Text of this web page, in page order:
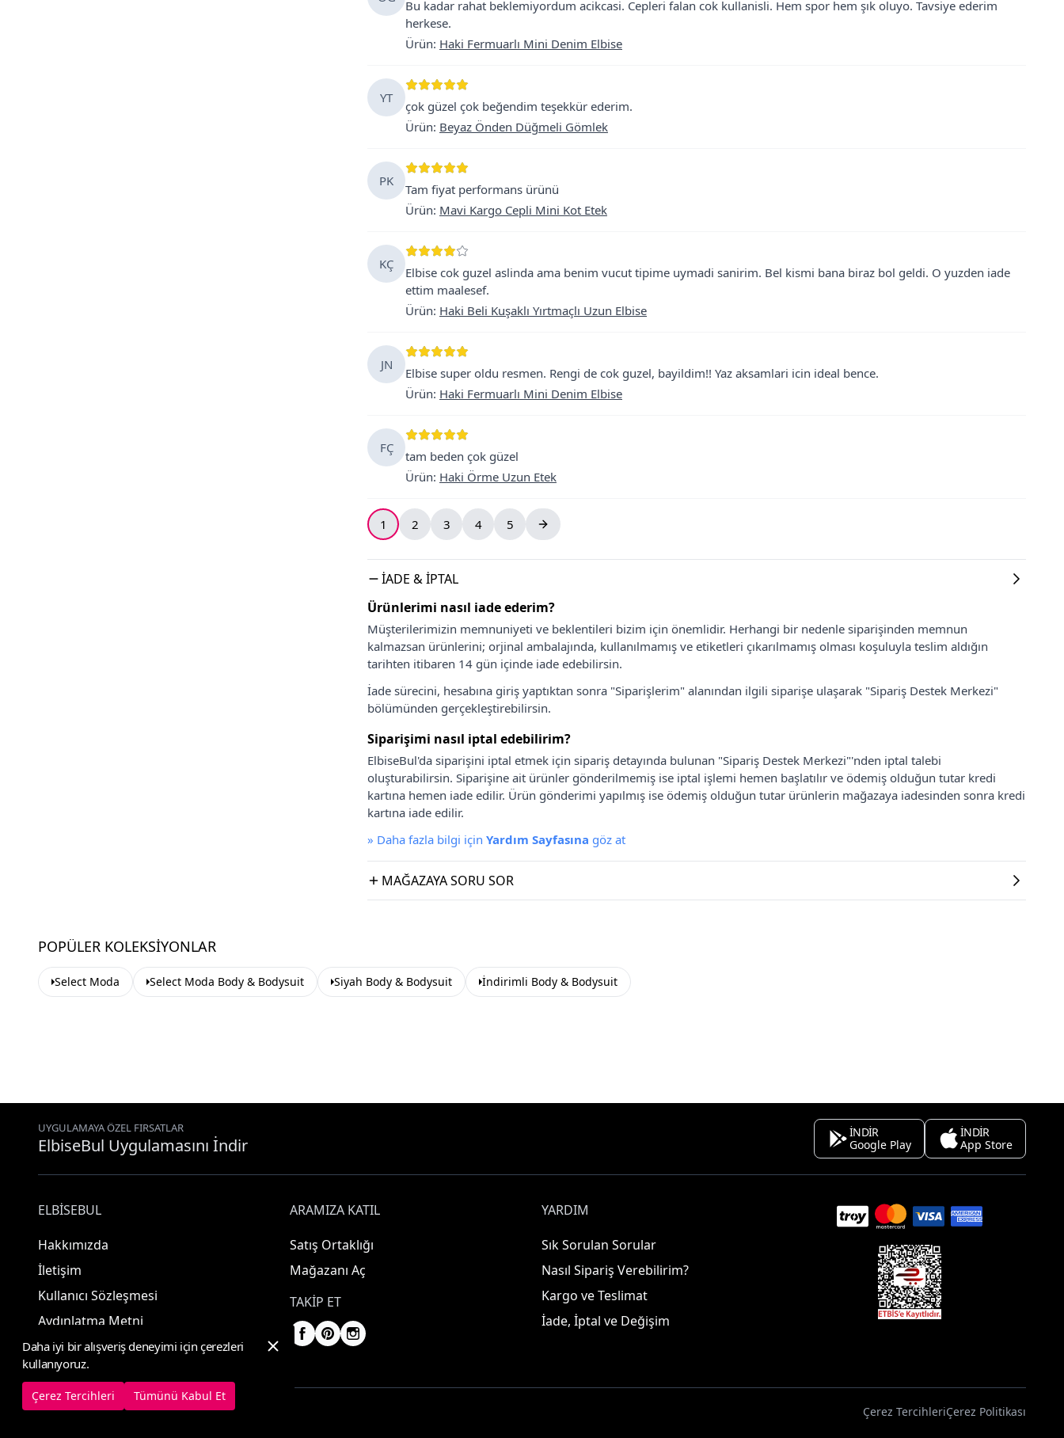
Bu kadar rahat beklemiyordum acikcasi. Cepleri falan cok kullanisli. Hem spor hem şık oluyo. Tavsiye ederim
herkese.
Ürün: Haki Fermuarlı Mini Denim Elbise
YT
çok güzel çok beğendim teşekkür ederim.
Ürün: Beyaz Önden Düğmeli Gömlek
PK
Tam fiyat performans ürünü
Ürün: Mavi Kargo Cepli Mini Kot Etek
KÇ
Elbise cok guzel aslinda ama benim vucut tipime uymadi sanirim. Bel kismi bana biraz bol geldi. O yuzden iade
ettim maalesef.
Ürün: Haki Beli Kuşaklı Yırtmaçlı Uzun Elbise
JN
Elbise super oldu resmen. Rengi de cok guzel, bayildim!! Yaz aksamlari icin ideal bence.
Ürün: Haki Fermuarlı Mini Denim Elbise
FÇ
tam beden çok güzel
Ürün: Haki Örme Uzun Etek
1 2 3 4 5
İADE & İPTAL
Ürünlerimi nasıl iade ederim?
Müşterilerimizin memnuniyeti ve beklentileri bizim için önemlidir. Herhangi bir nedenle siparişinden memnun
kalmazsan ürünlerini; orjinal ambalajında, kullanılmamış ve etiketleri çıkarılmamış olması koşuluyla teslim aldığın
tarihten itibaren 14 gün içinde iade edebilirsin.
İade sürecini, hesabına giriş yaptıktan sonra "Siparişlerim" alanından ilgili siparişe ulaşarak "Sipariş Destek Merkezi"
bölümünden gerçekleştirebilirsin.
Siparişimi nasıl iptal edebilirim?
ElbiseBul'da siparişini iptal etmek için sipariş detayında bulunan "Sipariş Destek Merkezi"'nden iptal talebi
oluşturabilirsin. Siparişine ait ürünler gönderilmemiş ise iptal işlemi hemen başlatılır ve ödemiş olduğun tutar kredi
kartına hemen iade edilir. Ürün gönderimi yapılmış ise ödemiş olduğun tutar ürünlerin mağazaya iadesinden sonra kredi
kartına iade edilir.
» Daha fazla bilgi için Yardım Sayfasına göz at
MAĞAZAYA SORU SOR
POPÜLER KOLEKSIYONLAR
Select Moda Select Moda Body & Bodysuit Siyah Body & Bodysuit İndirimli Body & Bodysuit
UYGULAMAYA ÖZEL FIRSATLAR
ElbiseBul Uygulamasını İndir
İNDİR
Google Play
İNDİR
App Store
ELBISEBUL
Hakkımızda
İletişim
Kullanıcı Sözleşmesi
Aydınlatma Metni
ARAMIZA KATIL
Satış Ortaklığı
Mağazanı Aç
TAKIP ET
YARDIM
Sık Sorulan Sorular
Nasıl Sipariş Verebilirim?
Kargo ve Teslimat
İade, İptal ve Değişim
© 2025 ElbiseBul -Her Hakkı Saklıdır Çerez TercihleriÇerez Politikası
Daha iyi bir alışveriş deneyimi için çerezleri
kullanıyoruz.
Çerez Tercihleri Tümünü Kabul Et